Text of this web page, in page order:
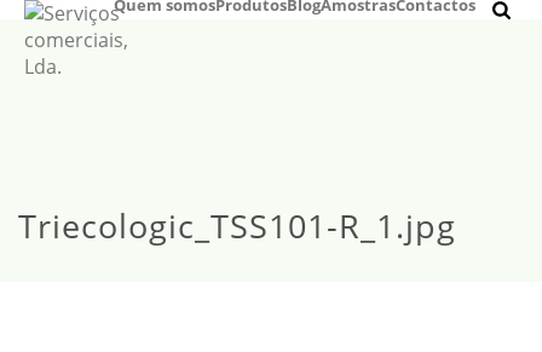
Quem somosProdutosBlogAmostrasContactos
Triecologic_TSS101-R_1.jpg